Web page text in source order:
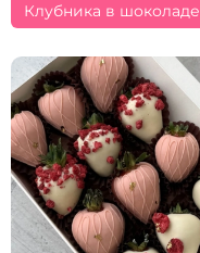
Клубника в шоколаде